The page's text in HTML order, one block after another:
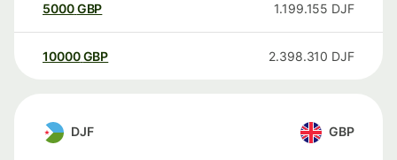
5000GBP 1.199.155 DJF
10000 GBP 2.398.310 DJF
DJF GBP